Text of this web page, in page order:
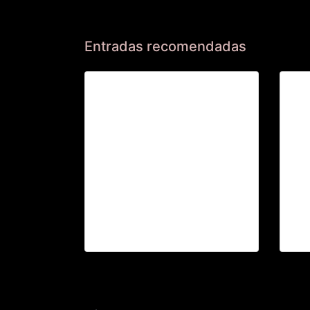
Entradas recomendadas